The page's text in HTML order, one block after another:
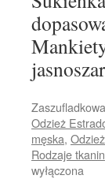
Odzież
męska,
Rodzaje tkanin
wyłączona